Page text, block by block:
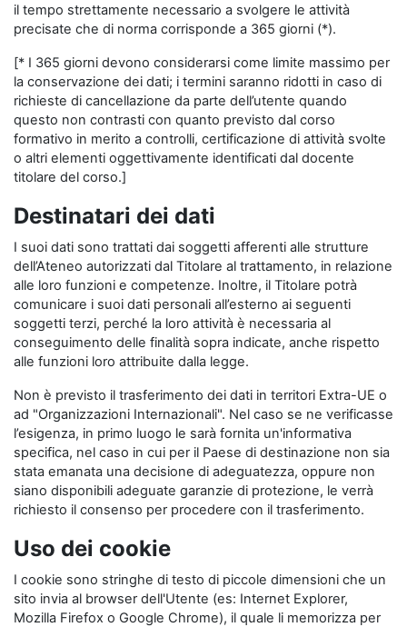
il tempo strettamente necessario a svolgere le attività
precisate che di norma corrisponde a 365 giorni (*).
[* I 365 giorni devono considerarsi come limite massimo per
la conservazione dei dati; i termini saranno ridotti in caso di
richieste di cancellazione da parte dell’utente quando
questo non contrasti con quanto previsto dal corso
formativo in merito a controlli, certificazione di attività svolte
o altri elementi oggettivamente identificati dal docente
titolare del corso.]
Destinatari dei dati
I suoi dati sono trattati dai soggetti afferenti alle strutture
dell’Ateneo autorizzati dal Titolare al trattamento, in relazione
alle loro funzioni e competenze. Inoltre, il Titolare potrà
comunicare i suoi dati personali all’esterno ai seguenti
soggetti terzi, perché la loro attività è necessaria al
conseguimento delle finalità sopra indicate, anche rispetto
alle funzioni loro attribuite dalla legge.
Non è previsto il trasferimento dei dati in territori Extra-UE o
ad "Organizzazioni Internazionali". Nel caso se ne verificasse
l’esigenza, in primo luogo le sarà fornita un'informativa
specifica, nel caso in cui per il Paese di destinazione non sia
stata emanata una decisione di adeguatezza, oppure non
siano disponibili adeguate garanzie di protezione, le verrà
richiesto il consenso per procedere con il trasferimento.
Uso dei cookie
I cookie sono stringhe di testo di piccole dimensioni che un
sito invia al browser dell'Utente (es: Internet Explorer,
Mozilla Firefox o Google Chrome), il quale li memorizza per